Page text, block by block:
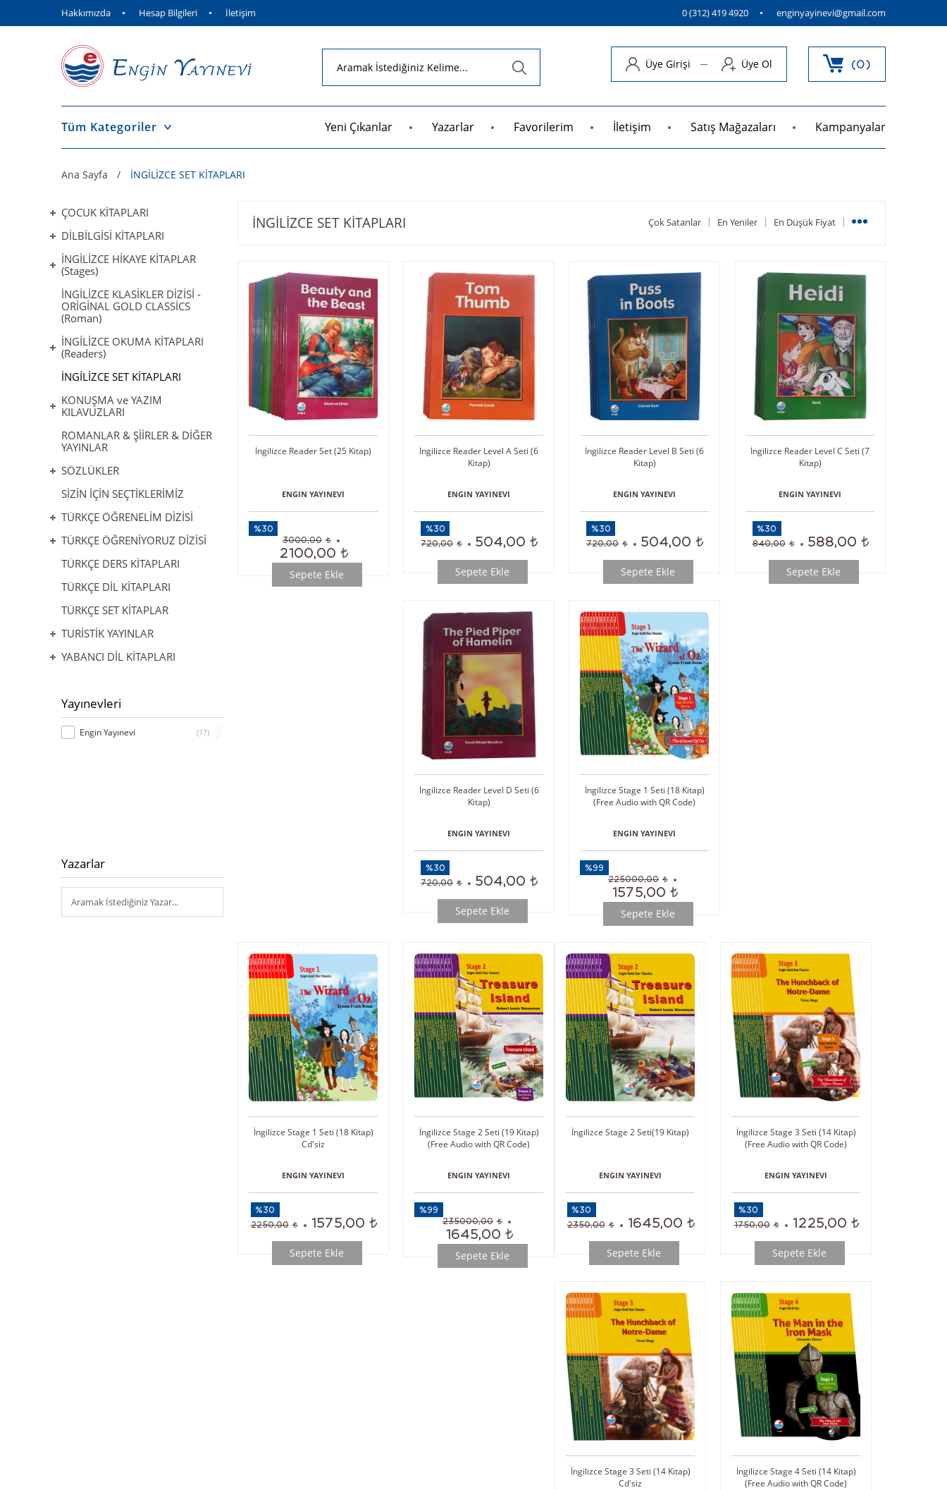
Hakkımızda Hesap Bilgileri İletişim 0 (312) 419 4920 enginyayinevi@gmail.com
Üye Girişi Üye Ol 0
Tüm Kategoriler Yeni Çıkanlar Yazarlar Favorilerim İletişim Satış Mağazaları Kampanyalar
Ana Sayfa İNGİLİZCE SET KİTAPLARI
ÇOCUK KİTAPLARI
DİLBİLGİSİ KİTAPLARI
İNGİLİZCE HİKAYE KİTAPLAR
(Stages)
İNGİLİZCE KLASİKLER DİZİSİ -
ORİGİNAL GOLD CLASSİCS
(Roman)
İNGİLİZCE OKUMA KİTAPLARI
(Readers)
İNGİLİZCE SET KİTAPLARI
KONUŞMA ve YAZIM
KILAVUZLARI
ROMANLAR & ŞİİRLER & DİĞER
YAYINLAR
SÖZLÜKLER
SİZİN İÇİN SEÇTİKLERİMİZ
TÜRKÇE ÖĞRENELİM DİZİSİ
TÜRKÇE ÖĞRENİYORUZ DİZİSİ
TÜRKÇE DERS KİTAPLARI
TÜRKÇE DİL KİTAPLARI
TÜRKÇE SET KİTAPLAR
TURİSTİK YAYINLAR
YABANCI DİL KİTAPLARI
Yayınevleri
Engin Yayınevi (17)
Yazarlar
İNGİLİZCE SET KİTAPLARI Çok Satanlar En Yeniler En Düşük Fiyat
Sepete Ekle
İngilizce Reader Set (25 Kitap)
ENGIN YAYINEVI
%30
3000,00
2100,00
Sepete Ekle
İngilizce Reader Level A Seti (6
Kitap)
ENGIN YAYINEVI
%30
720,00
504,00
Sepete Ekle
İngilizce Reader Level B Seti (6
Kitap)
ENGIN YAYINEVI
%30
720,00
504,00
Sepete Ekle
İngilizce Reader Level C Seti (7
Kitap)
ENGIN YAYINEVI
%30
840,00
588,00
Sepete Ekle
İngilizce Reader Level D Seti (6
Kitap)
ENGIN YAYINEVI
%30
720,00
504,00
Sepete Ekle
İngilizce Stage 1 Seti (18 Kitap)
(Free Audio with QR Code)
ENGIN YAYINEVI
%99
225000,00
1575,00
Sepete Ekle
İngilizce Stage 1 Seti (18 Kitap)
Cd'siz
ENGIN YAYINEVI
%30
2250,00
1575,00
Sepete Ekle
İngilizce Stage 2 Seti (19 Kitap)
(Free Audio with QR Code)
ENGIN YAYINEVI
%99
235000,00
1645,00
Sepete Ekle
İngilizce Stage 2 Seti(19 Kitap)
ENGIN YAYINEVI
%30
2350,00
1645,00
Sepete Ekle
İngilizce Stage 3 Seti (14 Kitap)
(Free Audio with QR Code)
ENGIN YAYINEVI
%30
1750,00
1225,00
İngilizce Stage 3 Seti (14 Kitap)
Cd'siz
İngilizce Stage 4 Seti (14 Kitap)
(Free Audio with QR Code)